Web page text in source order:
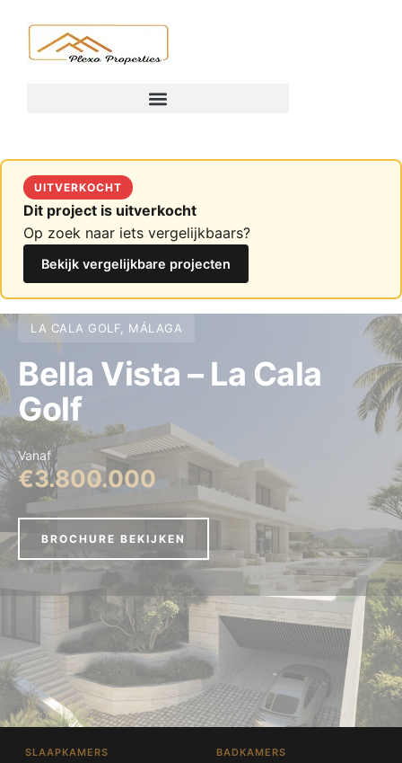
UITVERKOCHT
Dit project is uitverkocht
Op zoek naar iets vergelijkbaars?
Bekijk vergelijkbare projecten
LA CALA GOLF, MÁLAGA
Bella Vista – La Cala
Golf
Vanaf
€3.800.000
BROCHURE BEKIJKEN
SLAAPKAMERS BADKAMERS